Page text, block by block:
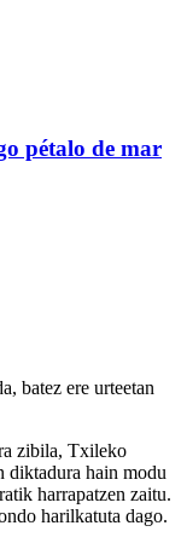
pétalo de mar
batez ere urteetan
zibila, Txileko
diktadura hain modu
harrapatzen zaitu.
harilkatuta dago.